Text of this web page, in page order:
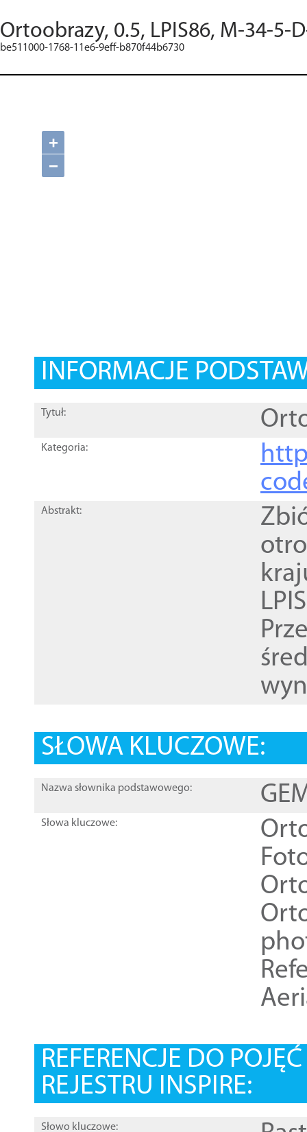
Ortoobrazy, 0.5, LPIS86, M-34-5-
be511000-1768-11e6-9eff-b870f44b6730
+
−
INFORMACJE
Tytuł:
Kategoria:
Abstrakt:
SŁOWA KLUCZOWE:
Nazwa słownika podstawowego:
Słowa kluczowe:
REFERENCJE DO
REJESTRU INSPIRE:
Słowo kluczowe: